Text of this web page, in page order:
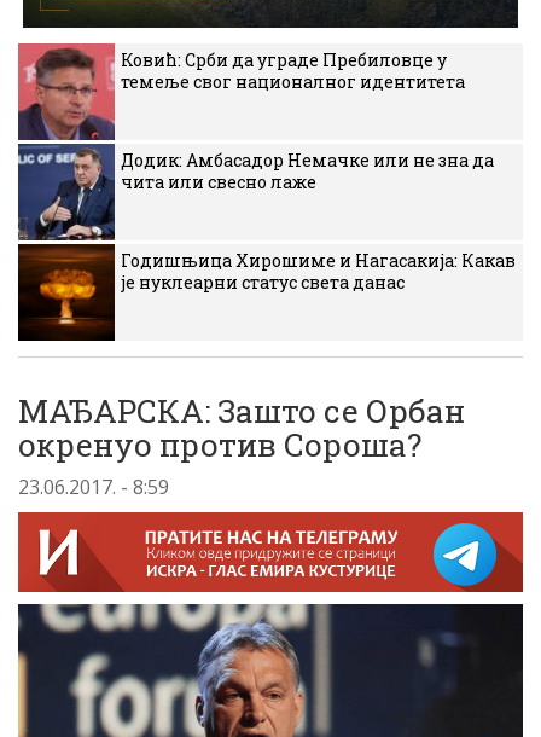
Ковић: Срби да уграде Пребиловце у
темеље свог националног идентитета
Додик: Амбасадор Немачке или не зна да
чита или свесно лаже
Годишњица Хирошиме и Нагасакија: Какав
је нуклеарни статус света данас
МАЂАРСКА: Зашто се Орбан
окренуо против Сороша?
23.06.2017. - 8:59